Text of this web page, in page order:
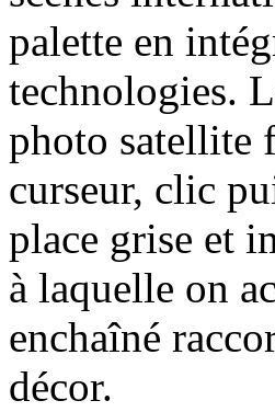
palette en
technologies.
photo satellite
curseur, clic
place grise et
à laquelle on
enchaîné
décor.